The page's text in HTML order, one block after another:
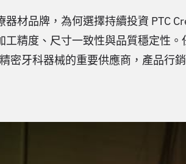
器材品牌，為何選擇持續投資 PTC
工精度、尺寸一致性與品質穩定性
密牙科器械的重要供應商，產品行